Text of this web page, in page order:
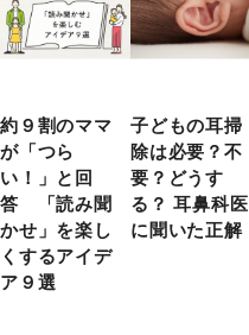
約９割のママ
が「つら
い！」と回
答 「読み聞
かせ」を楽し
くするアイデ
ア９選
子どもの耳掃
除は必要？不
要？どうす
る？ 耳鼻科医
に聞いた正解